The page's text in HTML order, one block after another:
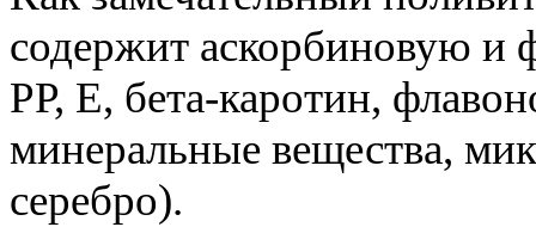
содержит аскорбиновую
РР, Е, бета-каротин,
минеральные вещества,
серебро).